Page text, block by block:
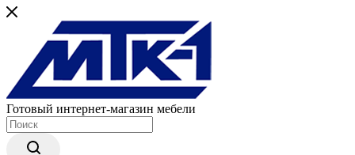
Готовый интернет-магазин мебели